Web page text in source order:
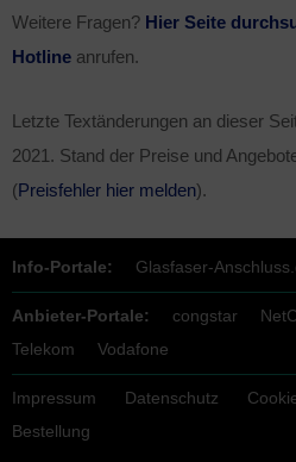
Weitere Fragen? Hier Seite
Hotline anrufen.
Letzte Textänderungen an dieser
2021 . Stand der Preise und
(Preisfehler hier melden).
Info-Portale: Glasfaser-
Anbieter-Portale: congstar
Telekom
Vodafone
Impressum Datenschutz
Bestellung